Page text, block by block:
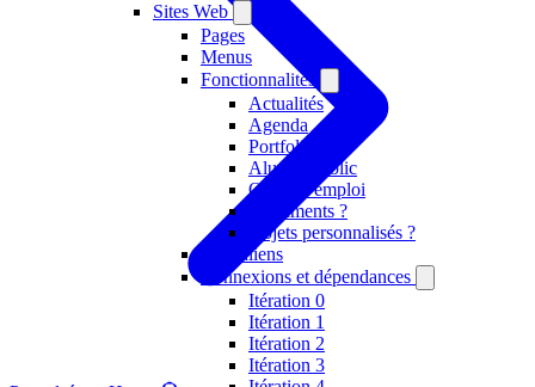
Sites Web
Pages
Menus
Fonctionnalités
Actualités
Agenda
Portfolio
Alumni public
Offres d'emploi
Documents ?
Objets personnalisés ?
Permaliens
Connexions et dépendances
Itération 0
Itération 1
Itération 2
Itération 3